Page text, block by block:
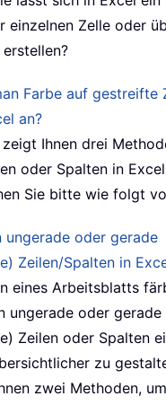
einzelnen Zelle oder
Farbe auf gestreifte
an?
Ihnen drei
oder Spalten in
Sie bitte wie folgt
ungerade oder gerade
Zeilen/Spalten in
eines Arbeitsblatts
ungerade oder gerade
Zeilen oder Spalten
zu
zwei Methoden,